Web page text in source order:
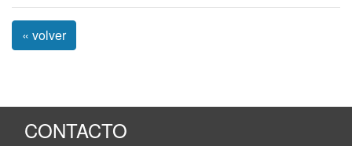
« volver
CONTACTO